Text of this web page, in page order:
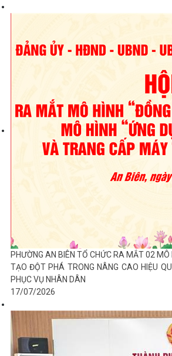
PHƯỜNG AN BIÊN TỔ CHỨC RA MẮT 02
TẠO ĐỘT PHÁ TRONG NÂNG CAO HIỆU
PHỤC VỤ NHÂN DÂN
17/07/2026